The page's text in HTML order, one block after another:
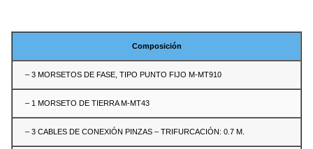
Composición
– 3 MORSETOS DE FASE, TIPO PUNTO FIJO M-MT910
– 1 MORSETO DE TIERRA M-MT43
– 3 CABLES DE CONEXIÓN PINZAS – TRIFURCACIÓN: 0.7 M.